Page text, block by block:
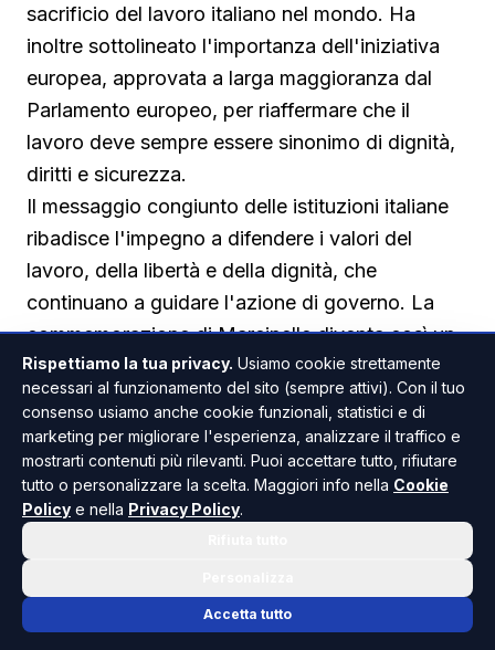
sacrificio del lavoro italiano nel mondo. Ha
inoltre sottolineato l'importanza dell'iniziativa
europea, approvata a larga maggioranza dal
Parlamento europeo, per riaffermare che il
lavoro deve sempre essere sinonimo di dignità,
diritti e sicurezza.
Il messaggio congiunto delle istituzioni italiane
ribadisce l'impegno a difendere i valori del
lavoro, della libertà e della dignità, che
continuano a guidare l'azione di governo. La
commemorazione di Marcinelle diventa così un
monito a non dimenticare il sacrificio di chi ha
costruito un tassello fondamentale della storia
italiana ed europea, e un richiamo alla
responsabilità di costruire un futuro in cui la
sicurezza sul lavoro e l'integrazione siano
sempre al primo posto.
Rispettiamo la tua privacy. Usiamo cookie strettamente
necessari al funzionamento del sito (sempre attivi). Con il tuo
consenso usiamo anche cookie funzionali, statistici e di
marketing per migliorare l'esperienza, analizzare il traffico e
mostrarti contenuti più rilevanti. Puoi accettare tutto, rifiutare
tutto o personalizzare la scelta. Maggiori info nella Cookie
Policy e nella Privacy Policy.
Accetta tutto